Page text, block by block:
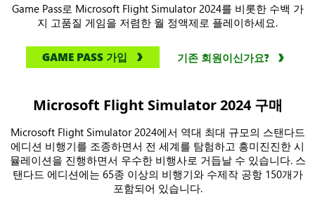
Game Pass로 Microsoft Flight Simulator 2024를 비롯한 수백 가
지 고품질 게임을 저렴한 월 정액제로 플레이하세요.
GAME PASS 가입 기존 회원이신가요?
Microsoft Flight Simulator 2024 구매
Microsoft Flight Simulator 2024에서 역대 최대 규모의 스탠다드
에디션 비행기를 조종하면서 전 세계를 탐험하고 흥미진진한 시
뮬레이션을 진행하면서 우수한 비행사로 거듭날 수 있습니다. 스
탠다드 에디션에는 65종 이상의 비행기와 수제작 공항 150개가
포함되어 있습니다.